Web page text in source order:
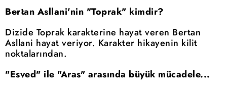
Bertan Asllani'nin "Toprak" kimdir?
Dizide Toprak karakterine hayat veren Bertan
Asllani hayat veriyor. Karakter hikayenin kilit
noktalarından.
"Esved" ile "Aras" arasında büyük mücadele...